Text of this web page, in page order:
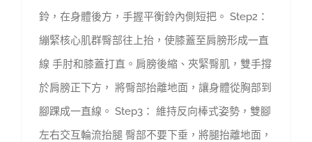
鈴，在身體後方，手握平衡鈴內側短把。 Step2：
繃緊核心肌群臀部往上抬，使膝蓋至肩膀形成一直
線 手肘和膝蓋打直。肩膀後縮、夾緊臀肌，雙手撐
於肩膀正下方， 將臀部抬離地面，讓身體從胸部到
腳踝成一直線。 Step3： 維持反向棒式姿勢，雙腳
左右交互輪流抬腿 臀部不要下垂，將腿抬離地面，